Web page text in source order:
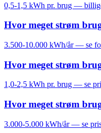
0,5-1,5 kWh pr. brug —
Hvor meget strøm
3.500-10.000 kWh/år — se
Hvor meget strøm
1,0-2,5 kWh pr. brug — se
Hvor meget strøm
3.000-5.000 kWh/år — se